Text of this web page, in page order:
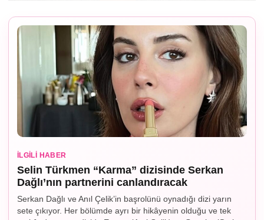
İLGILI HABER
Selin Türkmen “Karma” dizisinde Serkan
Dağlı’nın partnerini canlandıracak
Serkan Dağlı ve Anıl Çelik’in başrolünü oynadığı dizi yarın
sete çıkıyor. Her bölümde ayrı bir hikâyenin olduğu ve tek